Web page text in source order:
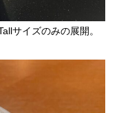
サイズのみの展開。